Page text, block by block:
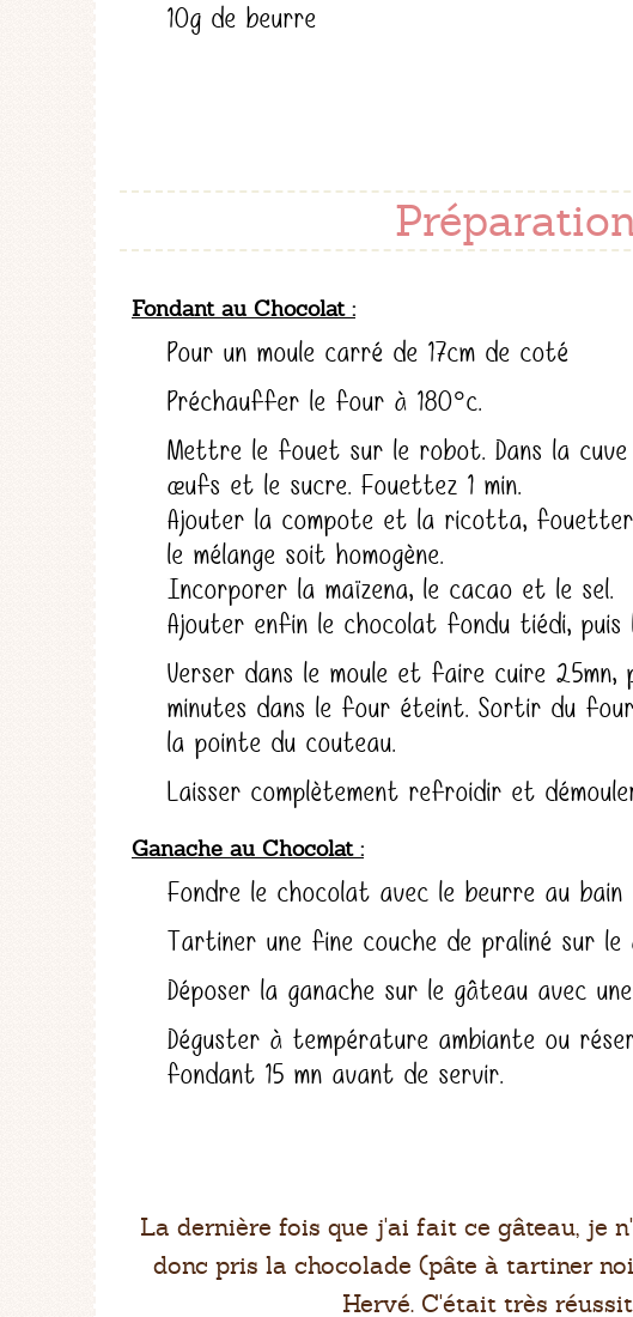
10g de beurre
Fondant au Chocolat
Pour un moule carré de 17cm de coté
Préchauffer le four à 180°c.
Mettre le fouet sur le robot. Dans la
œufs et le sucre. Fouettez 1 min.
Ajouter la compote et la ricotta, fouetter
le mélange soit homogène.
Incorporer la maïzena, le cacao et le sel.
Ajouter enfin le chocolat fondu tiédi, puis
Verser dans le moule et faire cuire 25mn,
minutes dans le four éteint. Sortir du
la pointe du couteau.
Laisser complètement refroidir et
Ganache au Chocolat
Fondre le chocolat avec le beurre au bain
Tartiner une fine couche de praliné sur le
Déposer la ganache sur le gâteau avec
Déguster à température ambiante ou
fondant 15 mn avant de servir.
La dernière fois que j'ai fait ce gâteau, je
donc pris la chocolade (pâte à tartiner
Hervé. C'était très